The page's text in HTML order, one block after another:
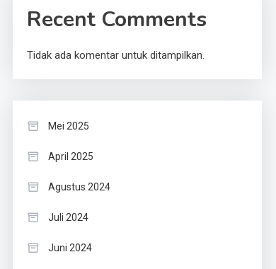
Recent Comments
Tidak ada komentar untuk ditampilkan.
Mei 2025
April 2025
Agustus 2024
Juli 2024
Juni 2024